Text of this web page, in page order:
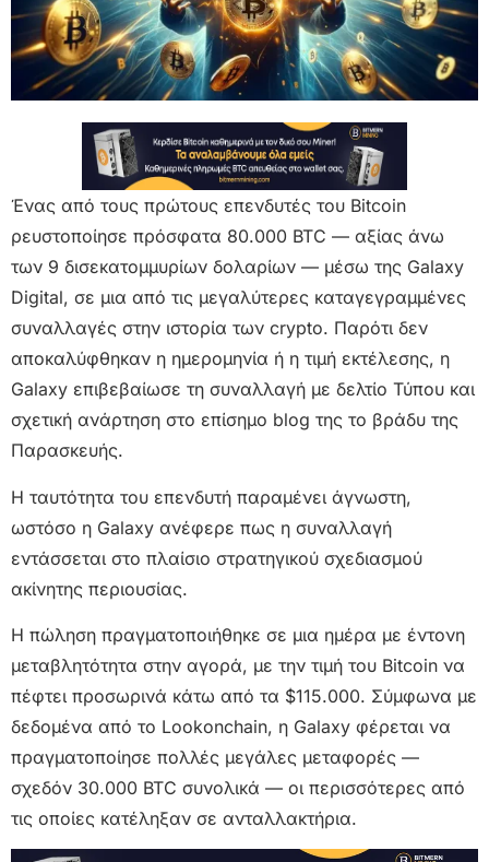
Ένας από τους πρώτους επενδυτές του Bitcoin
ρευστοποίησε πρόσφατα 80.000 BTC — αξίας άνω
των 9 δισεκατομμυρίων δολαρίων — μέσω της Galaxy
Digital, σε μια από τις μεγαλύτερες καταγεγραμμένες
συναλλαγές στην ιστορία των crypto. Παρότι δεν
αποκαλύφθηκαν η ημερομηνία ή η τιμή εκτέλεσης, η
Galaxy επιβεβαίωσε τη συναλλαγή με δελτίο Τύπου και
σχετική ανάρτηση στο επίσημο blog της το βράδυ της
Παρασκευής.
Η ταυτότητα του επενδυτή παραμένει άγνωστη,
ωστόσο η Galaxy ανέφερε πως η συναλλαγή
εντάσσεται στο πλαίσιο στρατηγικού σχεδιασμού
ακίνητης περιουσίας.
Η πώληση πραγματοποιήθηκε σε μια ημέρα με έντονη
μεταβλητότητα στην αγορά, με την τιμή του Bitcoin να
πέφτει προσωρινά κάτω από τα $115.000. Σύμφωνα με
δεδομένα από το Lookonchain, η Galaxy φέρεται να
πραγματοποίησε πολλές μεγάλες μεταφορές —
σχεδόν 30.000 BTC συνολικά — οι περισσότερες από
τις οποίες κατέληξαν σε ανταλλακτήρια.